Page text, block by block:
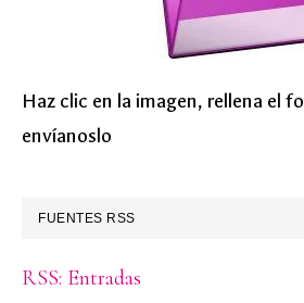
Haz clic en la imagen, rellena el
envíanoslo
FUENTES RSS
RSS: Entradas